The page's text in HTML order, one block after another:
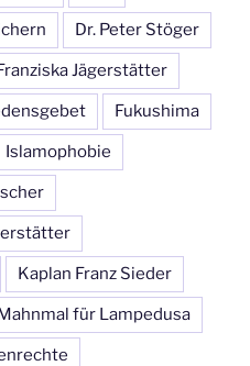
Dr. Peter Stöger
Jägerstätter
Fukushima
Islamophobie
Kaplan Franz Sieder
für Lampedusa